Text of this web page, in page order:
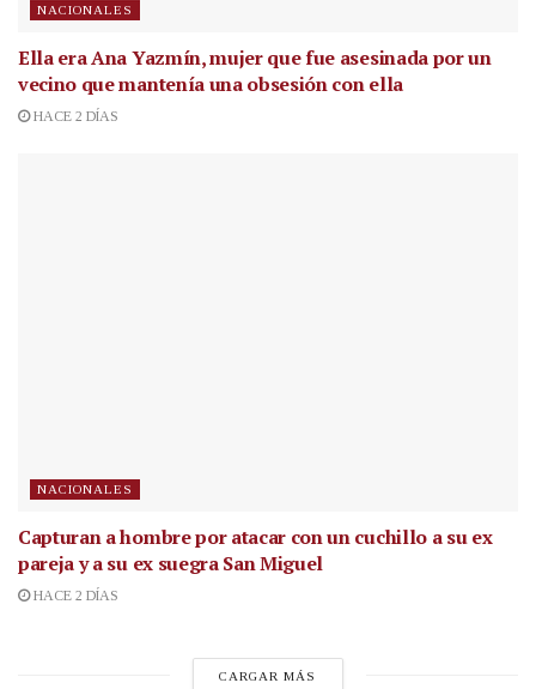
NACIONALES
Ella era Ana Yazmín, mujer que fue asesinada por un
vecino que mantenía una obsesión con ella
HACE 2 DÍAS
NACIONALES
Capturan a hombre por atacar con un cuchillo a su ex
pareja y a su ex suegra San Miguel
HACE 2 DÍAS
CARGAR MÁS